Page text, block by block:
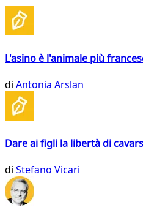
L'asino è l'animale più
di Antonia Arslan
Dare ai figli la libertà di
di Stefano Vicari